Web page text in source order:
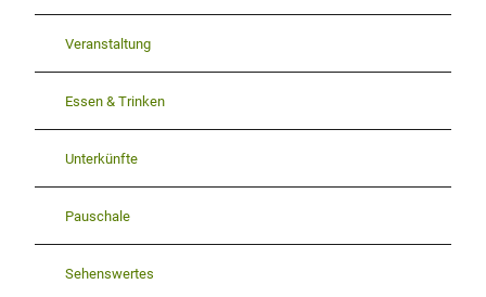
Veranstaltung
Essen & Trinken
Unterkünfte
Pauschale
Sehenswertes